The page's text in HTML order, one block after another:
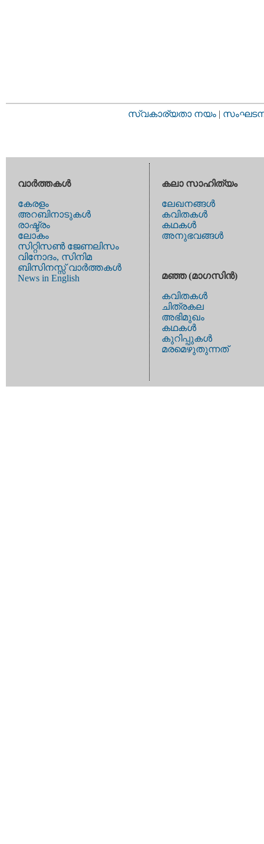
സ്വകാര്യതാ നയം |
വാര്‍ത്തകള്‍
കേരളം
അറബിനാടുകള്‍
രാഷ്ട്രം
ലോകം
സിറ്റിസണ്‍ ജേണലിസം
വിനോദം, സിനിമ
ബിസിനസ്സ് വാര്‍ത്തകള്‍
News in English
കലാ സാഹിത്യം
ലേഖനങ്ങള്‍
കവിതകള്‍
കഥകള്‍
അനുഭവങ്ങള്‍
മഞ്ഞ (മാഗസിന്‍)
കവിതകള്‍
ചിത്രകല
അഭിമുഖം
കഥകള്‍
കുറിപ്പുകള്‍
മരമെഴുതുന്നത്